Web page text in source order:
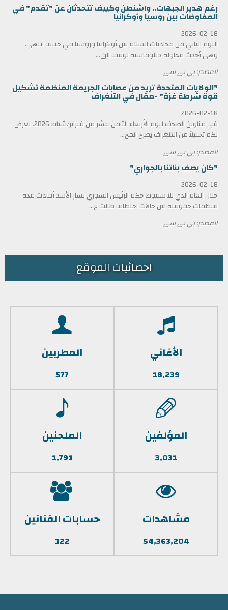
رغم هدير الجبهات.. واشنطن وكييف تتحدثان عن "تقدم" في
المفاوضات بين روسيا وأوكرانيا
2026-02-18
اليوم الثاني من محادثات السلام بين أوكرانيا وروسيا في جنيف انتهى،
وهي أحدث محاولة دبلوماسية لوقف الق...
المصدر: بي بي سي
"الولايات المتحدة تريد من عصابات الجريمة المنظمة تشكيل
قوة شرطة غزة" -مقال في التلغراف
2026-02-18
في عناوين الصحف ليوم الأربعاء الثامن عشر من فبراير/شباط 2026، نعرض
لكم تحليلاً من التلغراف يطرح المخ...
المصدر: بي بي سي
"كان يصف بناتنا بالجواري"
2026-02-18
خلال العام الذي تلا سقوط حكم الرئيس السوري بشار الأسد أفادت عدة
منظمات حقوقية عن حالات اختطاف طالت ع...
المصدر: بي بي سي
احصائيات الموقع
الأغاني
18,239
المطربين
577
المؤلفين
3,031
الملحنين
1,791
مشاهدات
54,363,204
حسابات الفنانين
122